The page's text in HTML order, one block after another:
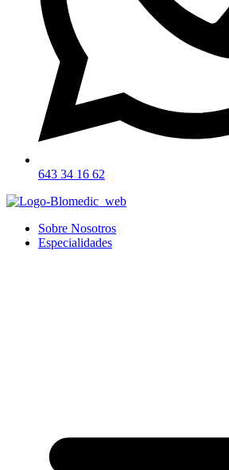
643 34 16 62
Sobre Nosotros
Especialidades